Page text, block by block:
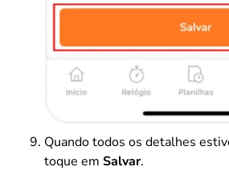
Quando todos os detalhes
toque em Salvar.